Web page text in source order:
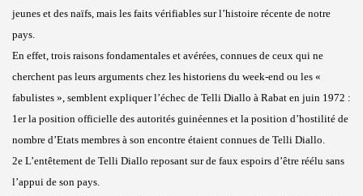
jeunes et des naïfs, mais les faits vérifiables sur l’histoire récente de notre
pays.
En effet, trois raisons fondamentales et avérées, connues de ceux qui ne
cherchent pas leurs arguments chez les historiens du week-end ou les «
fabulistes », semblent expliquer l’échec de Telli Diallo à Rabat en juin 1972 :
1er la position officielle des autorités guinéennes et la position d’hostilité de
nombre d’Etats membres à son encontre étaient connues de Telli Diallo.
2e L’entêtement de Telli Diallo reposant sur de faux espoirs d’être réélu sans
l’appui de son pays.